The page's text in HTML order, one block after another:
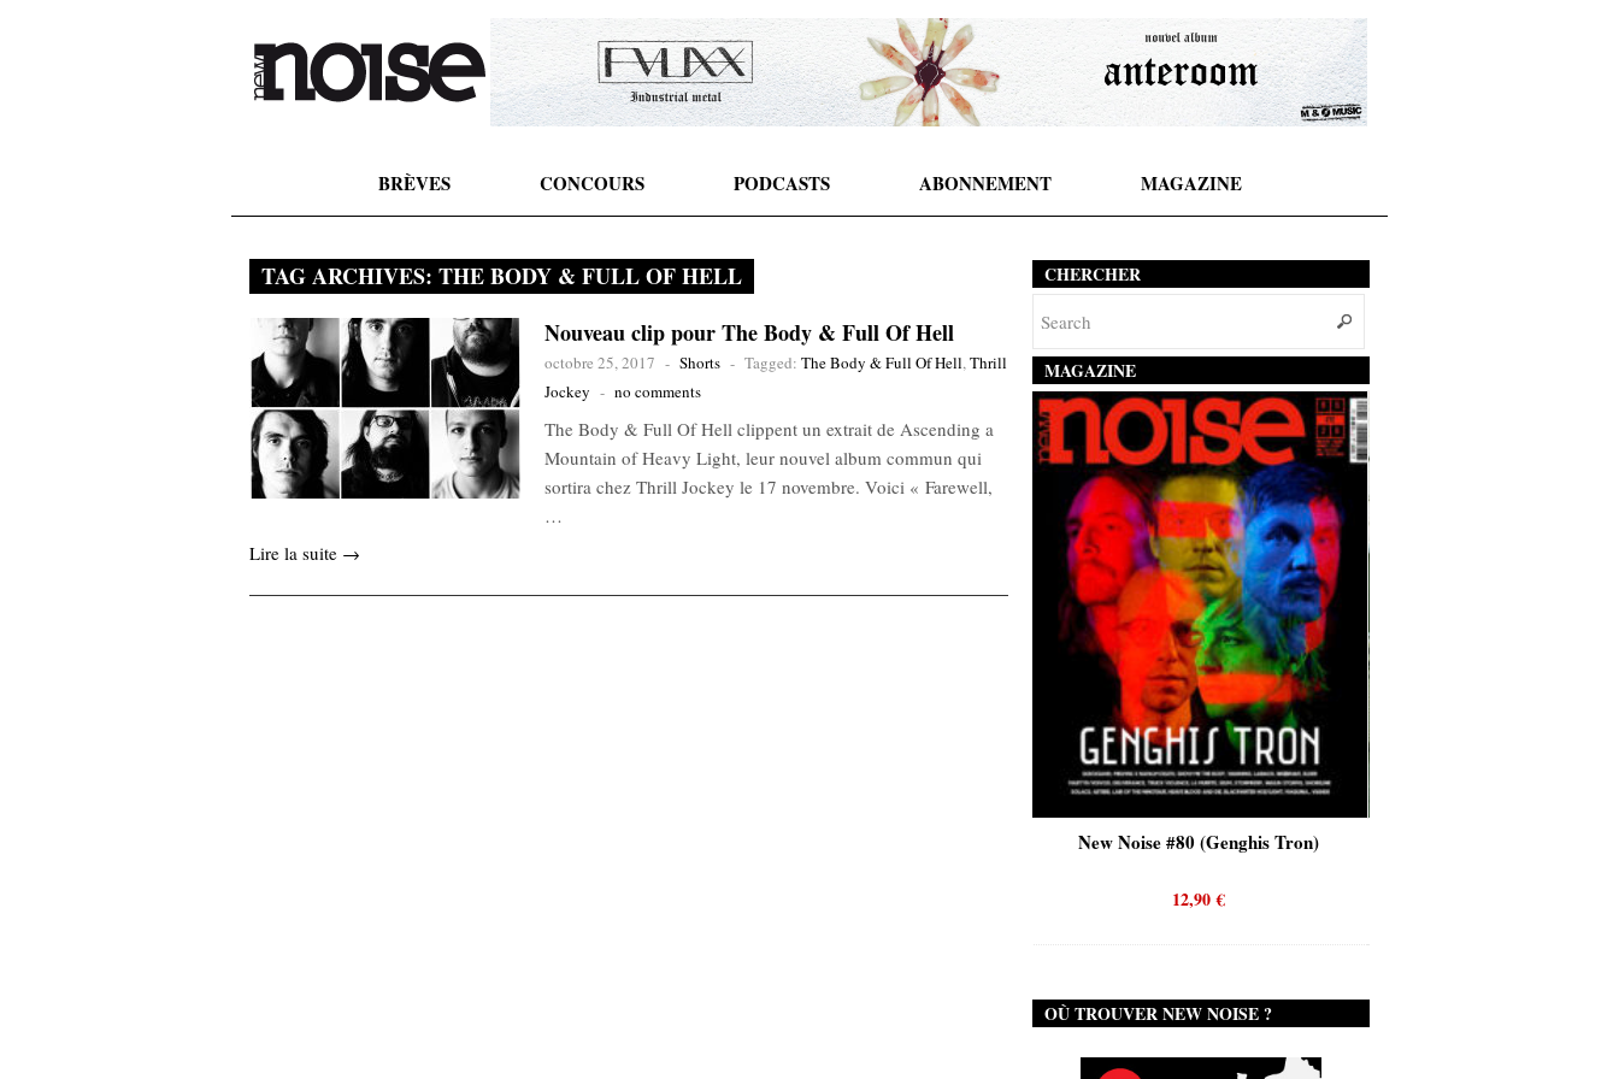
BRÈVES CONCOURS PODCASTS ABONNEMENT MAGAZINE
TAG ARCHIVES: THE BODY & FULL OF HELL
Nouveau clip pour The Body & Full Of Hell
octobre 25, 2017 - Shorts - Tagged: The Body & Full Of Hell,Thrill
Jockey - no comments
The Body & Full Of Hell clippent un extrait de Ascending a
Mountain of Heavy Light, leur nouvel album commun qui
sortira chez Thrill Jockey le 17 novembre. Voici « Farewell,
…
Lire la suite →
CHERCHER
MAGAZINE
New Noise #80 (Genghis Tron) New Noise #80 (Quicksand)
OÙ TROUVER NEW NOISE ?